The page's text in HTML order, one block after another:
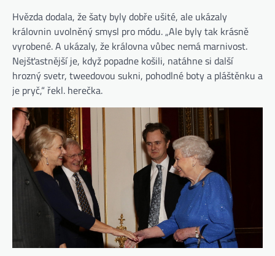
Hvězda dodala, že šaty byly dobře ušité, ale ukázaly
královnin uvolněný smysl pro módu. „Ale byly tak krásně
vyrobené. A ukázaly, že královna vůbec nemá marnivost.
Nejšťastnější je, když popadne košili, natáhne si další
hrozný svetr, tweedovou sukni, pohodlné boty a pláštěnku a
je pryč,“ řekl. herečka.